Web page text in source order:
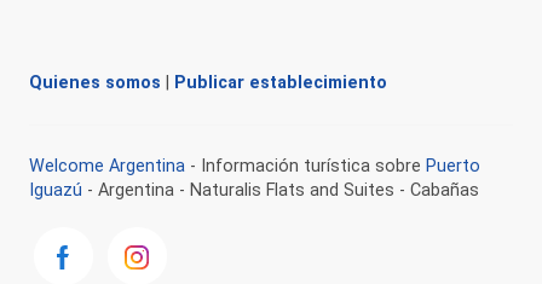
Quienes somos Publicar establecimiento
Welcome Argentina - Información turística sobre Puerto
Iguazú - Argentina - Naturalis Flats and Suites - Cabañas